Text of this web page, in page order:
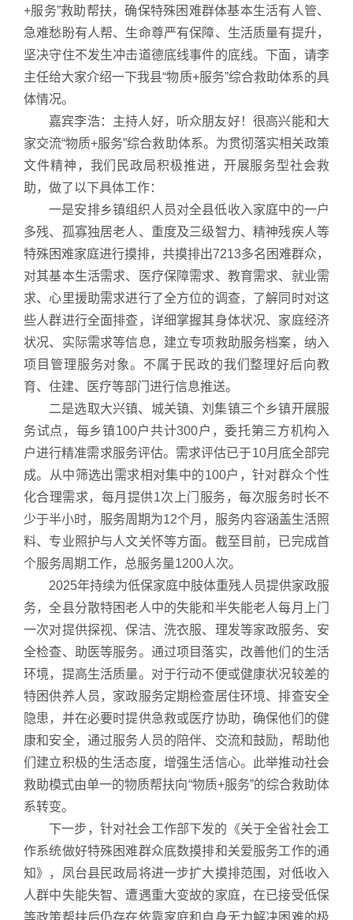
+服务”救助帮扶，确保特殊困难群体基本生活有人管、
急难愁盼有人帮、生命尊严有保障、生活质量有提升，
坚决守住不发生冲击道德底线事件的底线。下面，请李
主任给大家介绍一下我县“物质+服务”综合救助体系的具
体情况。
嘉宾李浩：主持人好，听众朋友好！很高兴能和大
家交流“物质+服务”综合救助体系。为贯彻落实相关政策
文件精神，我们民政局积极推进，开展服务型社会救
助，做了以下具体工作：
一是安排乡镇组织人员对全县低收入家庭中的一户
多残、孤寡独居老人、重度及三级智力、精神残疾人等
特殊困难家庭进行摸排，共摸排出7213多名困难群众，
对其基本生活需求、医疗保障需求、教育需求、就业需
求、心里援助需求进行了全方位的调查，了解同时对这
些人群进行全面排查，详细掌握其身体状况、家庭经济
状况、实际需求等信息，建立专项救助服务档案，纳入
项目管理服务对象。不属于民政的我们整理好后向教
育、住建、医疗等部门进行信息推送。
二是选取大兴镇、城关镇、刘集镇三个乡镇开展服
务试点，每乡镇100户共计300户，委托第三方机构入
户进行精准需求服务评估。需求评估已于10月底全部完
成。从中筛选出需求相对集中的100户，针对群众个性
化合理需求，每月提供1次上门服务，每次服务时长不
少于半小时，服务周期为12个月，服务内容涵盖生活照
料、专业照护与人文关怀等方面。截至目前，已完成首
个服务周期工作，总服务量1200人次。
2025年持续为低保家庭中肢体重残人员提供家政服
务，全县分散特困老人中的失能和半失能老人每月上门
一次对提供探视、保洁、洗衣服、理发等家政服务、安
全检查、助医等服务。通过项目落实，改善他们的生活
环境，提高生活质量。对于行动不便或健康状况较差的
特困供养人员，家政服务定期检查居住环境、排查安全
隐患，并在必要时提供急救或医疗协助，确保他们的健
康和安全，通过服务人员的陪伴、交流和鼓励，帮助他
们建立积极的生活态度，增强生活信心。此举推动社会
救助模式由单一的物质帮扶向“物质+服务”的综合救助体
系转变。
下一步，针对社会工作部下发的《关于全省社会工
作系统做好特殊困难群众底数摸排和关爱服务工作的通
知》，凤台县民政局将进一步扩大摸排范围，对低收入
人群中失能失智、遭遇重大变故的家庭，在已接受低保
等政策帮扶后仍存在依靠家庭和自身无力解决困难的极